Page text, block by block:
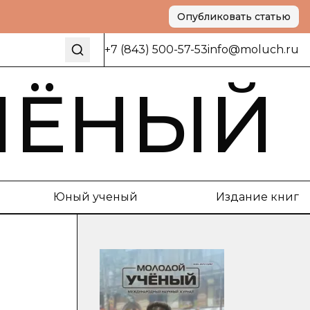
Опубликовать статью
+7 (843) 500-57-53info@moluch.ru
Юный ученый Издание книг